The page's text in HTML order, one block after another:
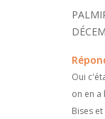
Oui
on en
Bises